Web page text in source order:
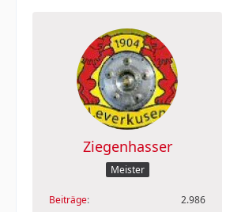
Ziegenhasser
Meister
Beiträge 2.986